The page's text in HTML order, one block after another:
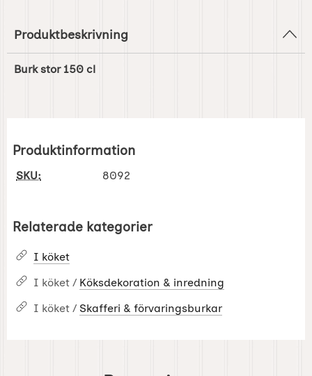
Produktbeskrivning
Burk stor 150 cl
Produktinformation
SKU: 8092
Relaterade kategorier
I köket
I köket / Köksdekoration & inredning
I köket / Skafferi & förvaringsburkar